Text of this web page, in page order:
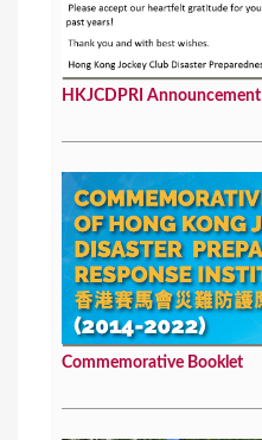
HKJCDPRI Announcement
Commemorative Booklet